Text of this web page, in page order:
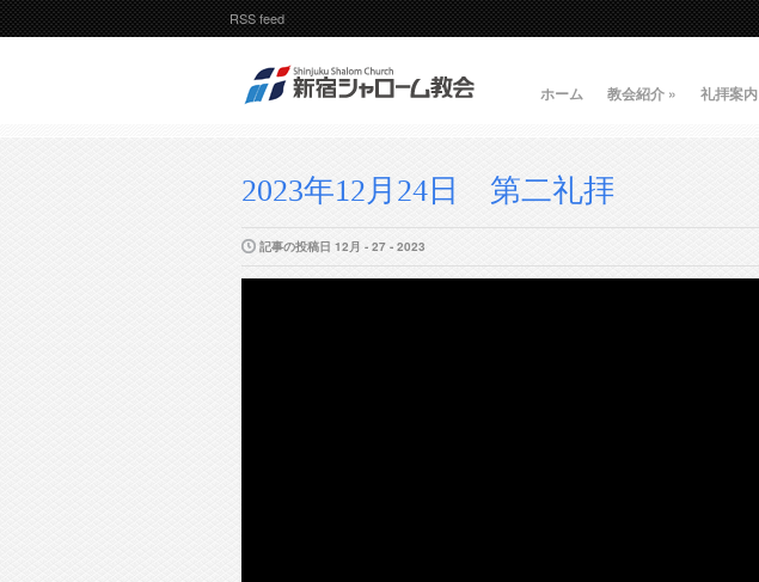
RSS feed
ホーム 教会紹介 » 礼拝案内
2023年12月24日 第二礼拝
記事の投稿日 12月 - 27 - 2023